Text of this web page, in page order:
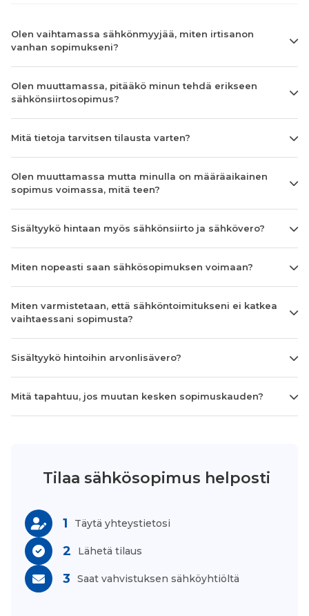
Olen vaihtamassa sähkönmyyjää, miten irtisanon
vanhan sopimukseni?
Olen muuttamassa, pitääkö minun tehdä erikseen
sähkönsiirtosopimus?
Mitä tietoja tarvitsen tilausta varten?
Olen muuttamassa mutta minulla on määräaikainen
sopimus voimassa, mitä teen?
Sisältyykö hintaan myös sähkönsiirto ja sähkövero?
Miten nopeasti saan sähkösopimuksen voimaan?
Miten varmistetaan, että sähköntoimitukseni ei katkea
vaihtaessani sopimusta?
Sisältyykö hintoihin arvonlisävero?
Mitä tapahtuu, jos muutan kesken sopimuskauden?
Tilaa sähkösopimus helposti
1 Täytä yhteystietosi
2 Lähetä tilaus
3 Saat vahvistuksen sähköyhtiöltä